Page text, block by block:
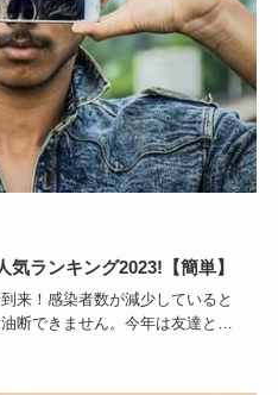
ランキング2023!【簡単】
来！感染者数が減少していると
断できません。今年は友達とオ